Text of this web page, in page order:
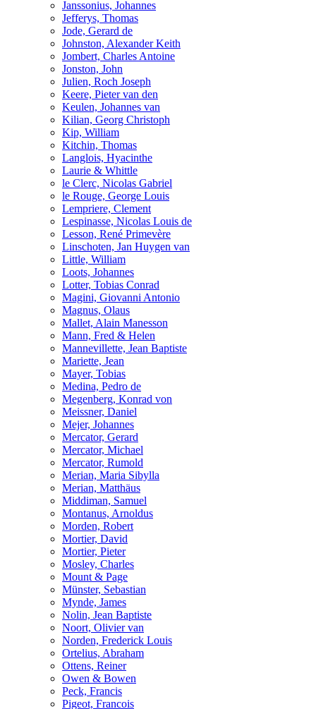
Janssonius, Johannes
Jefferys, Thomas
Jode, Gerard de
Johnston, Alexander Keith
Jombert, Charles Antoine
Jonston, John
Julien, Roch Joseph
Keere, Pieter van den
Keulen, Johannes van
Kilian, Georg Christoph
Kip, William
Kitchin, Thomas
Langlois, Hyacinthe
Laurie & Whittle
le Clerc, Nicolas Gabriel
le Rouge, George Louis
Lempriere, Clement
Lespinasse, Nicolas Louis de
Lesson, René Primevère
Linschoten, Jan Huygen van
Little, William
Loots, Johannes
Lotter, Tobias Conrad
Magini, Giovanni Antonio
Magnus, Olaus
Mallet, Alain Manesson
Mann, Fred & Helen
Mannevillette, Jean Baptiste
Mariette, Jean
Mayer, Tobias
Medina, Pedro de
Megenberg, Konrad von
Meissner, Daniel
Mejer, Johannes
Mercator, Gerard
Mercator, Michael
Mercator, Rumold
Merian, Maria Sibylla
Merian, Matthäus
Middiman, Samuel
Montanus, Arnoldus
Morden, Robert
Mortier, David
Mortier, Pieter
Mosley, Charles
Mount & Page
Münster, Sebastian
Mynde, James
Nolin, Jean Baptiste
Noort, Olivier van
Norden, Frederick Louis
Ortelius, Abraham
Ottens, Reiner
Owen & Bowen
Peck, Francis
Pigeot, Francois